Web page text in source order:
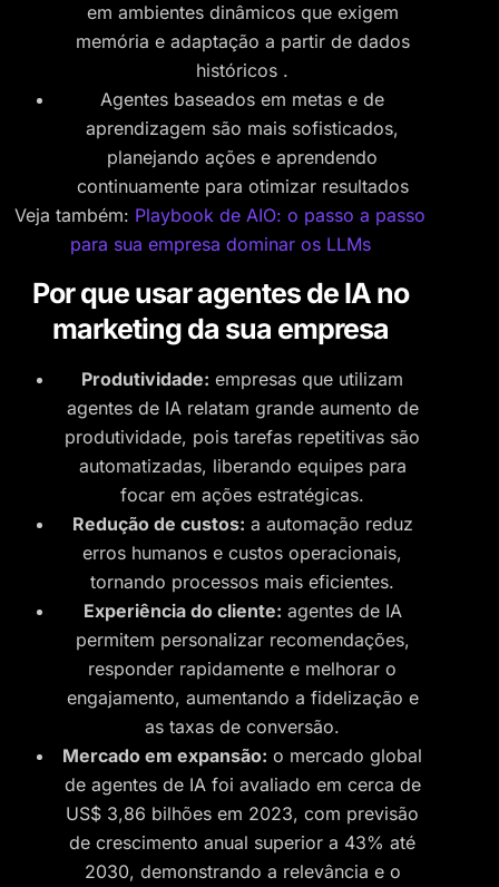
em ambientes dinâmicos que exigem
memória e adaptação a partir de dados
históricos .
Agentes baseados em metas e de
aprendizagem são mais sofisticados,
planejando ações e aprendendo
continuamente para otimizar resultados
Veja também: Playbook de AIO: o passo a passo
para sua empresa dominar os LLMs
Por que usar agentes de IA no
marketing da sua empresa
Produtividade: empresas que utilizam
agentes de IA relatam grande aumento de
produtividade, pois tarefas repetitivas são
automatizadas, liberando equipes para
focar em ações estratégicas.
Redução de custos: a automação reduz
erros humanos e custos operacionais,
tornando processos mais eficientes.
Experiência do cliente: agentes de IA
permitem personalizar recomendações,
responder rapidamente e melhorar o
engajamento, aumentando a fidelização e
as taxas de conversão.
Mercado em expansão: o mercado global
de agentes de IA foi avaliado em cerca de
US$ 3,86 bilhões em 2023, com previsão
de crescimento anual superior a 43% até
2030, demonstrando a relevância e o